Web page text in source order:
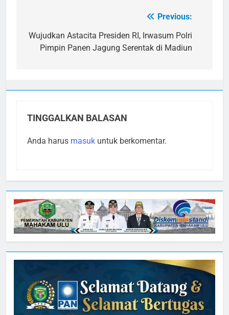
pos
Previous:
Wujudkan Astacita Presiden RI, Irwasum Polri
Pimpin Panen Jagung Serentak di Madiun
TINGGALKAN BALASAN
Anda harus masuk untuk berkomentar.